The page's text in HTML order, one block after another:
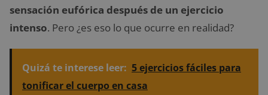
sensación eufórica después de un ejercicio
intenso. Pero ¿es eso lo que ocurre en realidad?
Quizá te interese leer: 5 ejercicios fáciles para
tonificar el cuerpo en casa